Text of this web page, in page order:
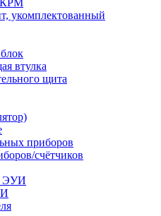
укомплектованный
втулка
щита
приборов
счётчиков
ЭУИ